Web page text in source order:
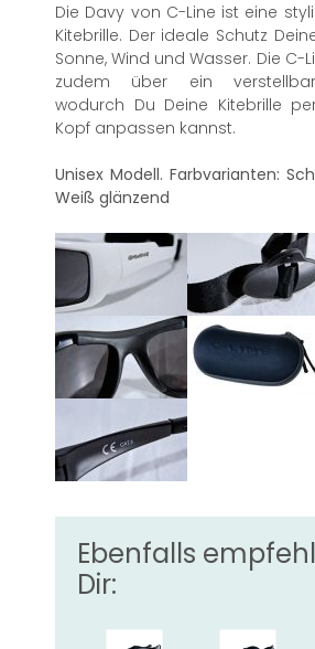
Die Davy von C-Line ist eine
Kitebrille. Der ideale Schutz
Sonne, Wind und Wasser. Die C-
zudem über ein
wodurch Du Deine Kitebrille
Kopf anpassen kannst.
Unisex Modell. Farbvarianten:
Weiß glänzend
Ebenfalls
Dir: